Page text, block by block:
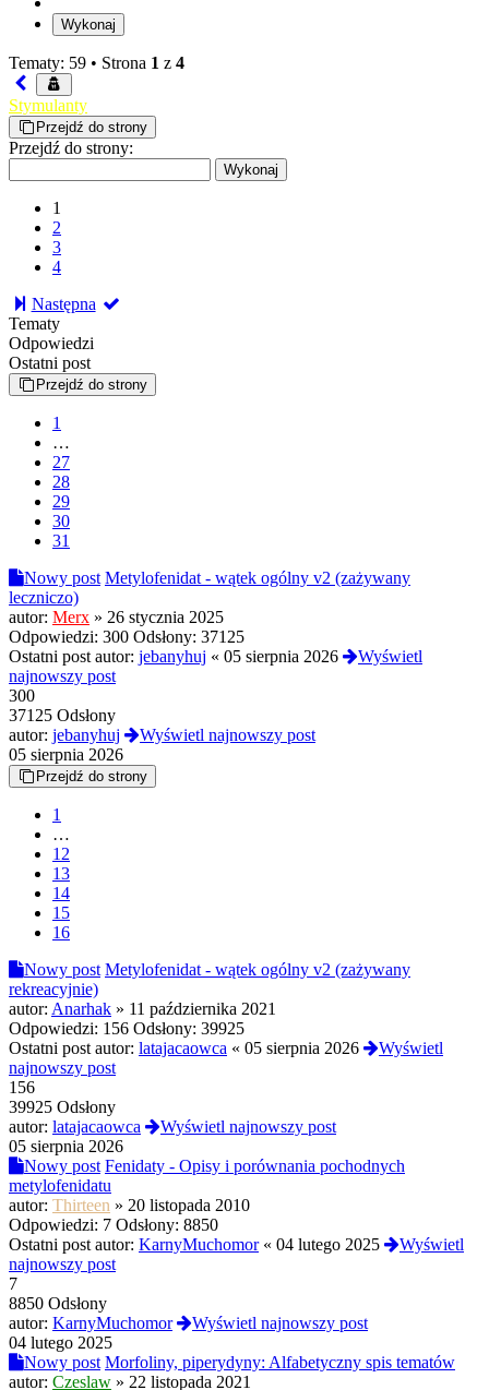
Tematy: 59 • Strona 1 z 4
Stymulanty
Przejdź do strony
Przejdź do strony:
1
2
3
4
Następna
Tematy
Odpowiedzi
Ostatni post
Przejdź do strony
1
…
27
28
29
30
31
Nowy post Metylofenidat - wątek ogólny v2 (zażywany
leczniczo)
autor: Merx » 26 stycznia 2025
Odpowiedzi: 300 Odsłony: 37125
Ostatni post autor: jebanyhuj « 05 sierpnia 2026
Wyświetl
najnowszy post
300
37125 Odsłony
autor: jebanyhuj
Wyświetl najnowszy post
05 sierpnia 2026
Przejdź do strony
1
…
12
13
14
15
16
Nowy post Metylofenidat - wątek ogólny v2 (zażywany
rekreacyjnie)
autor: Anarhak » 11 października 2021
Odpowiedzi: 156 Odsłony: 39925
Ostatni post autor: latajacaowca « 05 sierpnia 2026
Wyświetl
najnowszy post
156
39925 Odsłony
autor: latajacaowca
Wyświetl najnowszy post
05 sierpnia 2026
Nowy post Fenidaty - Opisy i porównania pochodnych
metylofenidatu
autor: Thirteen » 20 listopada 2010
Odpowiedzi: 7 Odsłony: 8850
Ostatni post autor: KarnyMuchomor« 04 lutego 2025
Wyświetl
najnowszy post
7
8850 Odsłony
autor: KarnyMuchomor
Wyświetl najnowszy post
04 lutego 2025
Nowy post Morfoliny, piperydyny: Alfabetyczny spis tematów
autor: Czeslaw » 22 listopada 2021